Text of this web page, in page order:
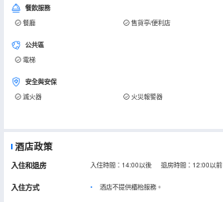
餐飲服務
餐廳 售貨亭/便利店
公共區
電梯
安全與安保
滅火器 火災報警器
酒店政策
入住和退房 入住時間：14:00以後 退房時間：12:00以前
入住方式 酒店不提供櫃枱服務。